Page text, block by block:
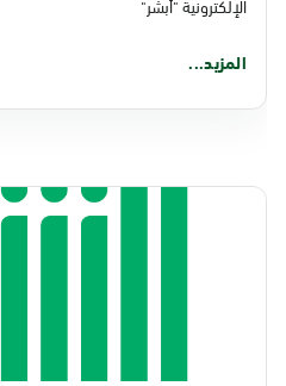
المزيد...